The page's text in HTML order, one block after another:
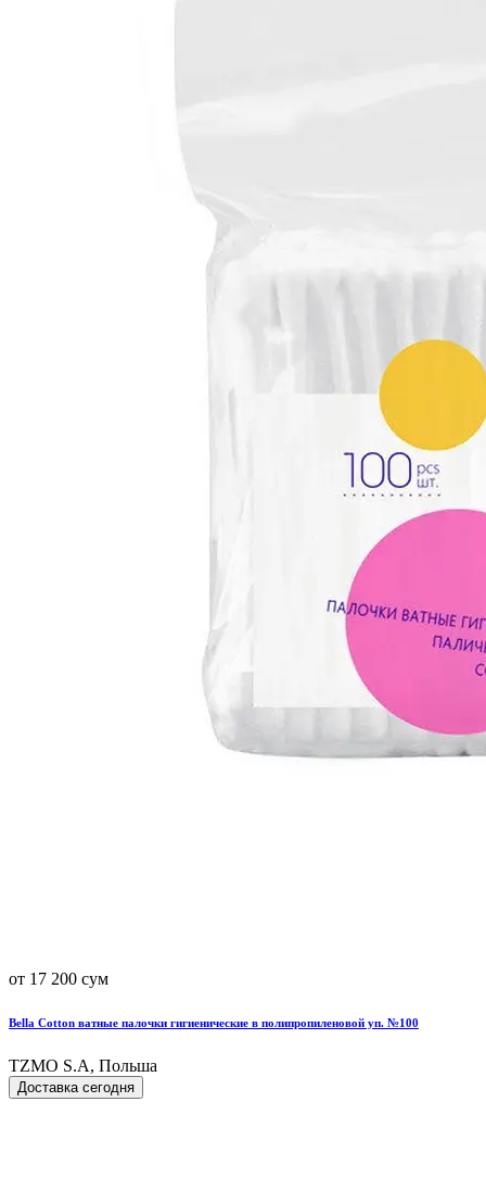
от 17 200 сум
Bella Cotton ватные палочки гигиенические в полипропиленовой уп. №100
TZMO S.A, Польша
Доставка сегодня